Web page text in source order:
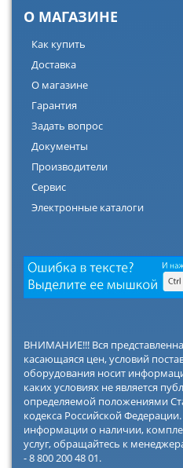
О МАГАЗИНЕ
Как купить
Доставка
О магазине
Гарантия
Задать вопрос
Документы
Производители
Сервис
Электронные каталоги
ВНИМАНИЕ!!! Вся
касающаяся цен, условий
оборудования носит
каких условиях не является
определяемой положениями
кодекса Российской
информации о наличии,
услуг, обращайтесь к
- 8 800 200 48 01.